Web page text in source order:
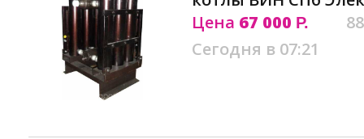
Цена 67 000 Р.
Сегодня в 07:21